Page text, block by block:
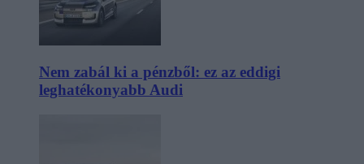
Nem zabál ki a pénzből: ez az eddigi
leghatékonyabb Audi